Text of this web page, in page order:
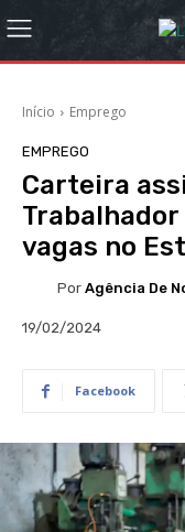
Início Emprego
EMPREGO
Carteira
vagas no
Por Agência De
19/02/2024
Facebook